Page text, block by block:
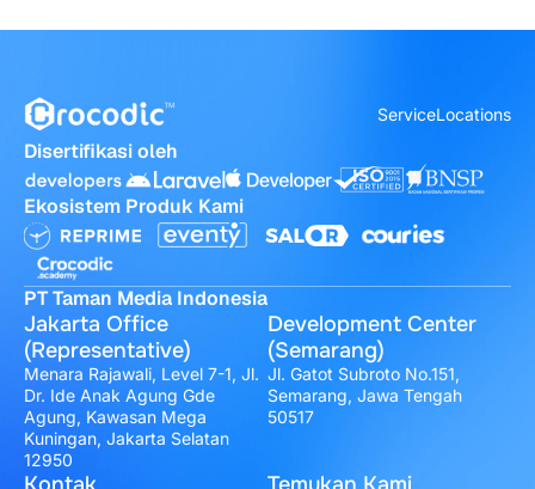
ServiceLocations
Disertifikasi oleh
Ekosistem Produk Kami
PT Taman Media Indonesia
Jakarta Office
(Representative)
Menara Rajawali, Level 7-1, Jl.
Dr. Ide Anak Agung Gde
Agung, Kawasan Mega
Kuningan, Jakarta Selatan
12950
Development Center
(Semarang)
Jl. Gatot Subroto No.151,
Semarang, Jawa Tengah
50517